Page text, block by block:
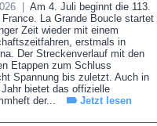
|
Am 4. Juli beginnt die 113.
France. La Grande Boucle startet
Zeit wieder mit einem
erstmals in
Der Streckenverlauf mit den
Etappen zum Schluss
Spannung bis zuletzt. Auch in
bietet das offizielle
der...
Jetzt lesen